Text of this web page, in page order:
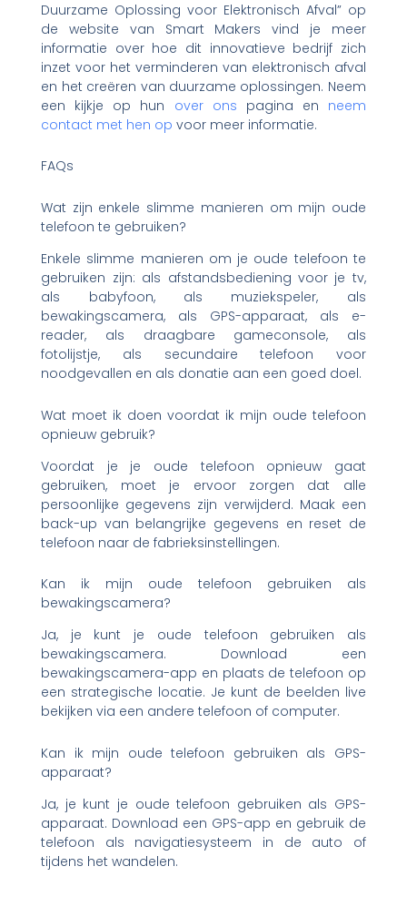
Duurzame Oplossing voor Elektronisch Afval” op
de website van Smart Makers vind je meer
informatie over hoe dit innovatieve bedrijf zich
inzet voor het verminderen van elektronisch afval
en het creëren van duurzame oplossingen. Neem
een kijkje op hun over ons pagina en neem
contact met hen op voor meer informatie.
FAQs
Wat zijn enkele slimme manieren om mijn oude
telefoon te gebruiken?
Enkele slimme manieren om je oude telefoon te
gebruiken zijn: als afstandsbediening voor je tv,
als babyfoon, als muziekspeler, als
bewakingscamera, als GPS-apparaat, als e-
reader, als draagbare gameconsole, als
fotolijstje, als secundaire telefoon voor
noodgevallen en als donatie aan een goed doel.
Wat moet ik doen voordat ik mijn oude telefoon
opnieuw gebruik?
Voordat je je oude telefoon opnieuw gaat
gebruiken, moet je ervoor zorgen dat alle
persoonlijke gegevens zijn verwijderd. Maak een
back-up van belangrijke gegevens en reset de
telefoon naar de fabrieksinstellingen.
Kan ik mijn oude telefoon gebruiken als
bewakingscamera?
Ja, je kunt je oude telefoon gebruiken als
bewakingscamera. Download een
bewakingscamera-app en plaats de telefoon op
een strategische locatie. Je kunt de beelden live
bekijken via een andere telefoon of computer.
Kan ik mijn oude telefoon gebruiken als GPS-
apparaat?
Ja, je kunt je oude telefoon gebruiken als GPS-
apparaat. Download een GPS-app en gebruik de
telefoon als navigatiesysteem in de auto of
tijdens het wandelen.